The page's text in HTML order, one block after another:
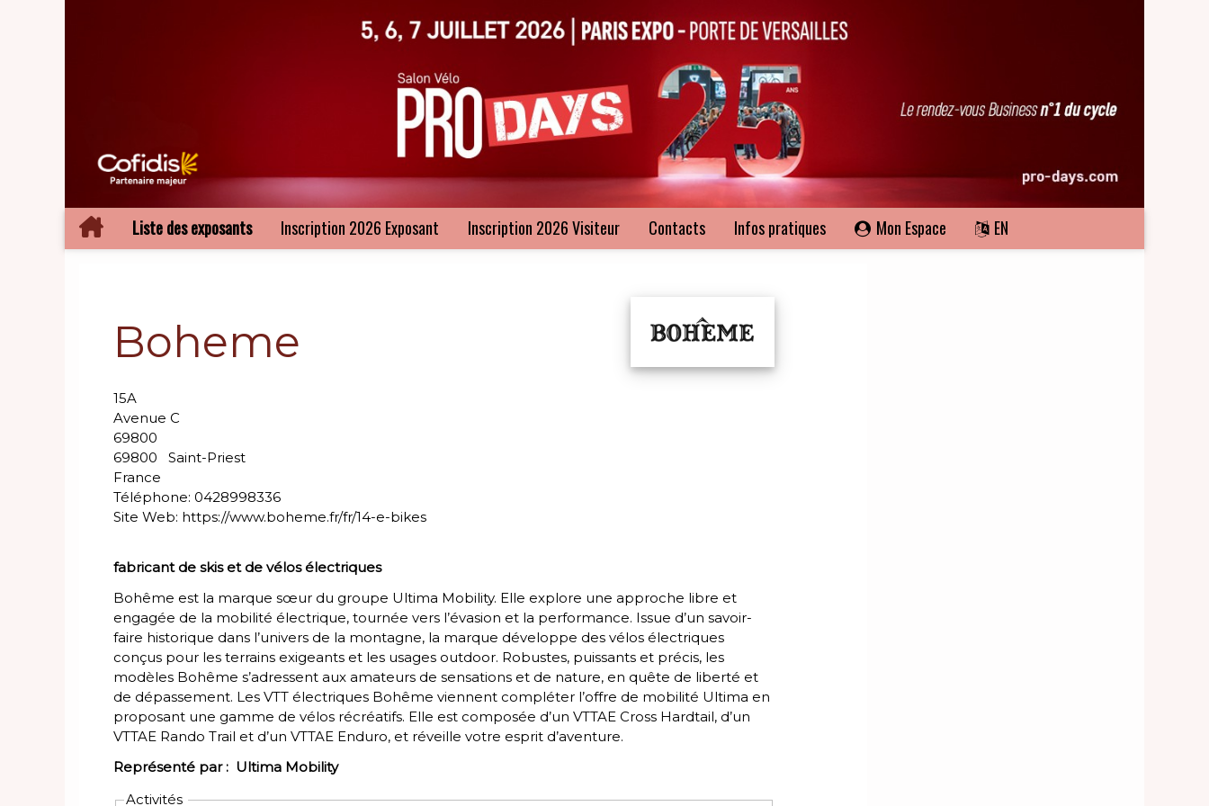
Liste des exposants Inscription 2026 Exposant Inscription 2026 Visiteur Contacts Infos pratiques Mon Espace EN
Boheme
15A
Avenue C
69800
69800
Saint-Priest
France
Téléphone: 0428998336
Site Web: https://www.boheme.fr/fr/14-e-bikes
fabricant de skis et de vélos électriques
Bohême est la marque sœur du groupe Ultima Mobility. Elle explore une approche libre et
engagée de la mobilité électrique, tournée vers l’évasion et la performance. Issue d’un savoir-
faire historique dans l’univers de la montagne, la marque développe des vélos électriques
conçus pour les terrains exigeants et les usages outdoor. Robustes, puissants et précis, les
modèles Bohême s’adressent aux amateurs de sensations et de nature, en quête de liberté et
de dépassement. Les VTT électriques Bohême viennent compléter l’offre de mobilité Ultima en
proposant une gamme de vélos récréatifs. Elle est composée d’un VTTAE Cross Hardtail, d’un
VTTAE Rando Trail et d’un VTTAE Enduro, et réveille votre esprit d’aventure.
Représenté par : Ultima Mobility
Activités